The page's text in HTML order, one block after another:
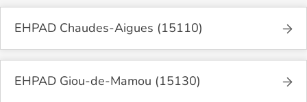
EHPAD Chaudes-Aigues (15110)
EHPAD Giou-de-Mamou (15130)